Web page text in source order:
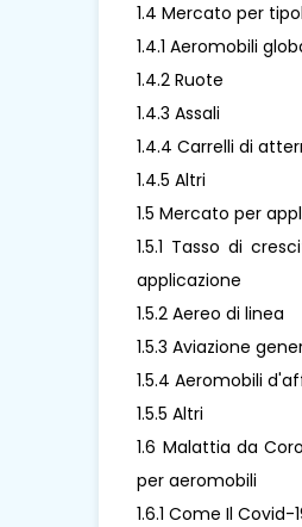
1.4 Mercato per
1.4.1 Aeromobili
1.4.2 Ruote
1.4.3 Assali
1.4.4 Carrelli di
1.4.5 Altri
1.5 Mercato per
1.5.1 Tasso di
applicazione
1.5.2 Aereo di linea
1.5.3 Aviazione
1.5.4 Aeromobili
1.5.5 Altri
1.6 Malattia da
per aeromobili
1.6.1 Come Il